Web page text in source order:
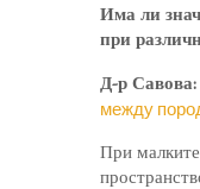
Има ли
при
Д-р Савова:
между
При